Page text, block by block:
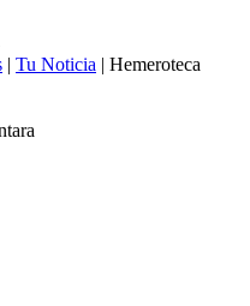
| Tu Noticia | Hemeroteca